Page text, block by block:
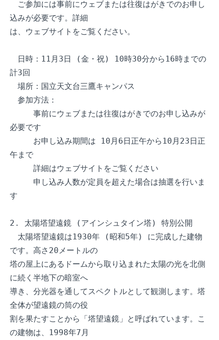
ご参加には事前にウェブまたは往復はがきでのお申し
込みが必要です。詳細
は、ウェブサイトをご覧ください。
日時：11月3日 (金・祝) 10時30分から16時までの
計3回
場所：国立天文台三鷹キャンパス
参加方法：
事前にウェブまたは往復はがきでのお申し込みが
必要です
お申し込み期間は 10月6日正午から10月23日正
午まで
詳細はウェブサイトをご覧ください
申し込み人数が定員を超えた場合は抽選を行いま
す
2. 太陽塔望遠鏡 (アインシュタイン塔) 特別公開
太陽塔望遠鏡は1930年 (昭和5年) に完成した建物
です。高さ20メートルの
塔の屋上にあるドームから取り込まれた太陽の光を北側
に続く半地下の暗室へ
導き、分光器を通してスペクトルとして観測します。塔
全体が望遠鏡の筒の役
割を果たすことから「塔望遠鏡」と呼ばれています。こ
の建物は、1998年7月